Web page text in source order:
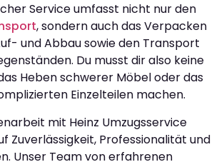
Service umfasst nicht nur den
, sondern auch das Verpacken
und Abbau sowie den Transport
Du musst dir also keine
Heben schwerer Möbel oder das
Einzelteilen machen.
mit Heinz Umzugsservice
Zuverlässigkeit, Professionalität und
Unser Team von erfahrenen